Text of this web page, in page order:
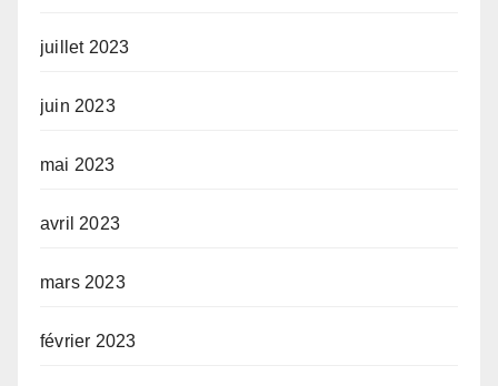
juillet 2023
juin 2023
mai 2023
avril 2023
mars 2023
février 2023